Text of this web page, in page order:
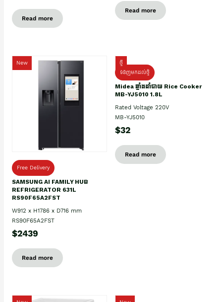
Read more
Read more
New
Free Delivery
SAMSUNG AI FAMILY HUB
REFRIGERATOR 631L
RS90F65A2FST
W912 x H1786 x D716 mm
RS90F65A2FST
$2439
Read more
ថ្មី
ទំនិញមកដល់ថ្មិ
Midea ឆ្នាំងដាំបាយ Rice Cooker
MB-YJ5010 1.8L
Rated Voltage 220V
MB-YJ5010
$32
Read more